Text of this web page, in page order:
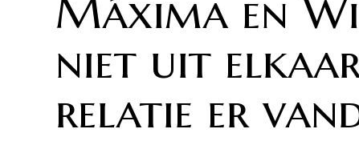
Máxima en
niet uit
relatie er